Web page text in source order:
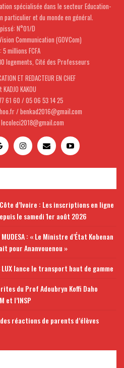
spécialisée dans le secteur Education-
particulier et du monde en général.
N°01/D
Communication (GOVCom)
5 millions FCFA
logements, Cité des Professeurs
ET REDACTEUR EN CHEF
KAKOU
61 60 / 05 06 53 14 25
/ benkad2016@gmail.com
d’Ivoire : Les inscriptions en ligne
le samedi 1er août 2026
: « Le Ministre d’État Kobenan
pour Ananvouenou »
LUX lance le transport haut de gamme
du Prof Adoubryn Koffi Daho
et l’INSP
réactions de parents d’élèves